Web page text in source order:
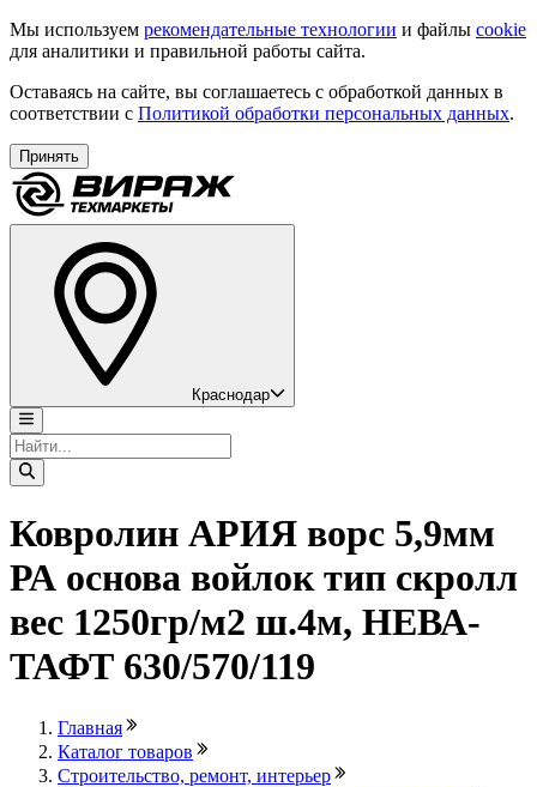
Мы используем рекомендательные технологии и файлы cookie
для аналитики и правильной работы сайта.
Оставаясь на сайте, вы соглашаетесь с обработкой данных в
соответствии с Политикой обработки персональных данных.
Принять
Краснодар
Ковролин АРИЯ ворс 5,9мм
РА основа войлок тип скролл
вес 1250гр/м2 ш.4м, НЕВА-
ТАФТ 630/570/119
Главная
Каталог товаров
Строительство, ремонт, интерьер